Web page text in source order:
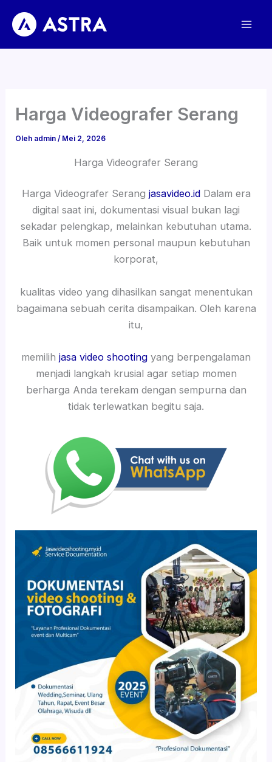
konten
Harga Videografer Serang
Oleh admin/ Mei 2, 2026
Harga Videografer Serang
Harga Videografer Serang jasavideo.idDalam era
digital saat ini, dokumentasi visual bukan lagi
sekadar pelengkap, melainkan kebutuhan utama.
Baik untuk momen personal maupun kebutuhan
korporat,
kualitas video yang dihasilkan sangat menentukan
bagaimana sebuah cerita disampaikan. Oleh karena
itu,
memilih jasa video shooting yang berpengalaman
menjadi langkah krusial agar setiap momen
berharga Anda terekam dengan sempurna dan
tidak terlewatkan begitu saja.